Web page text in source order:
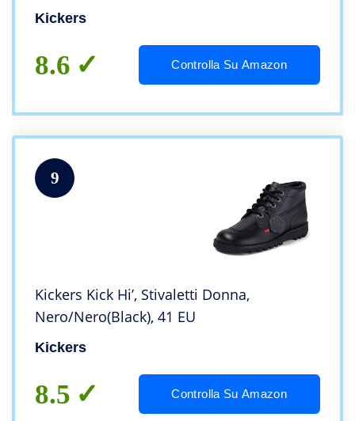
Kickers
8.6 Controlla Su Amazon
9
Kickers Kick Hi’, Stivaletti Donna,
Nero/Nero(Black), 41 EU
Kickers
8.5 Controlla Su Amazon